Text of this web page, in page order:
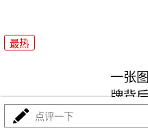
最热
一张
牌背
最热
点评一下